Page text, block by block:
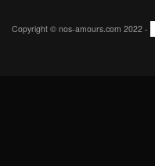
Copyright © nos-amours.com 2022 -